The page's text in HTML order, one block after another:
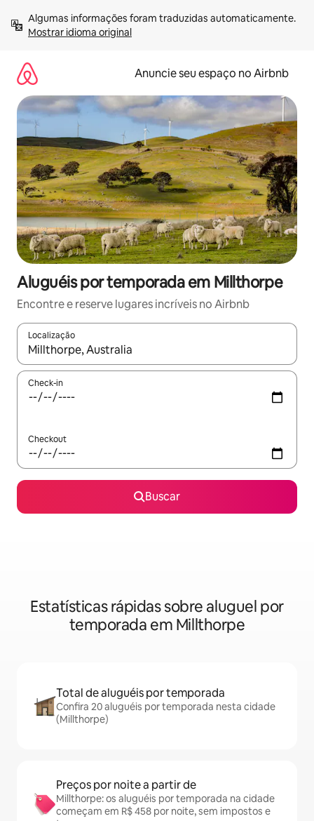
para
Mostrar idioma original
Anuncie seu espaço no Airbnb
Aluguéis por temporada em Millthorpe
Encontre e reserve lugares incríveis no Airbnb
Localização
Quando os resultados estiverem disponíveis, explore-os
Check-in
Checkout
Buscar
Estatísticas rápidas sobre aluguel por
temporada em Millthorpe
Total de aluguéis por temporada
Confira 20 aluguéis por temporada nesta cidade
(Millthorpe)
Preços por noite a partir de
Millthorpe: os aluguéis por temporada na cidade
começam em R$ 458 por noite, sem impostos e